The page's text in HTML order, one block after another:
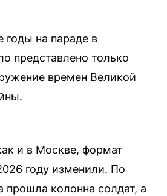
годы на параде в
представлено только
времен Великой
и в Москве, формат
году изменили. По
прошла колонна солдат, а